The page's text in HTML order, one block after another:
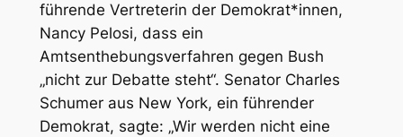
führende Vertreterin der Demokrat*innen,
Nancy Pelosi, dass ein
Amtsenthebungsverfahren gegen Bush
„nicht zur Debatte steht“. Senator Charles
Schumer aus New York, ein führender
Demokrat, sagte: „Wir werden nicht eine